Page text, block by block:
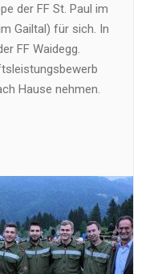
der FF St. Paul im
Gailtal) für sich. In
FF Waidegg.
Hause nehmen.